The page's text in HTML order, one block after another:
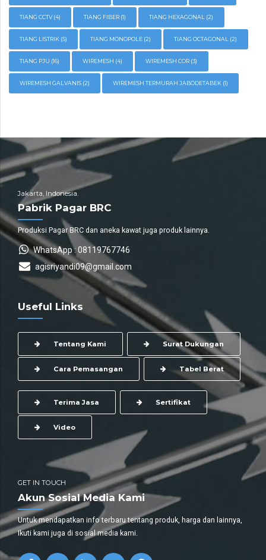
TIANG CCTV(4) TIANG FIBER (1) TIANG HEXAGONAL (2)
TIANG LISTRIK (5) TIANG MONOPOLE (2) TIANG OCTAGONAL (2)
TIANG PJU (16) WIREMESH (4) WIREMESH COR (3)
WIREMESH GALVANIS (2) WIREMESH TERMURAH JABODETABEK (1)
Jakarta, Indonesia.
Pabrik Pagar BRC
Produksi Pagar BRC dan aneka kawat juga produk lainnya.
WhatsApp : 08119767746
agisriyandi09@gmail.com
Useful Links
Tentang Kami Surat Dukungan
Cara Pemasangan Tabel Berat
Terima Jasa Sertifikat
Video
GET IN TOUCH
Akun Sosial Media Kami
Untuk mendapatkan info terbaru tentang produk, harga dan lainnya,
Ikuti kami juga di sosial media kami.